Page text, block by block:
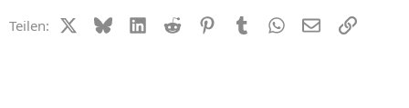
Teilen: X (Twitter)
BlueskyLinkedIn
Reddit PinterestTumblr WhatsApp
E-MailLink